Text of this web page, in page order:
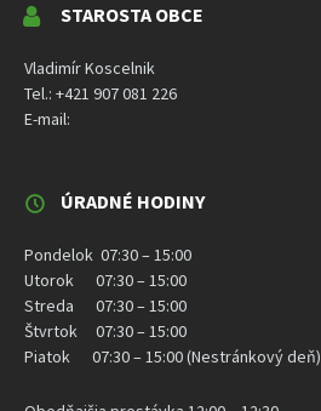
STAROSTA OBCE
Vladimír Koscelnik
Tel.: +421 907 081 226
E-mail:
ÚRADNÉ HODINY
Pondelok 07:30 – 15:00
Utorok 07:30 – 15:00
Streda 07:30 – 15:00
Štvrtok 07:30 – 15:00
Piatok 07:30 – 15:00 (Nestránkový deň)